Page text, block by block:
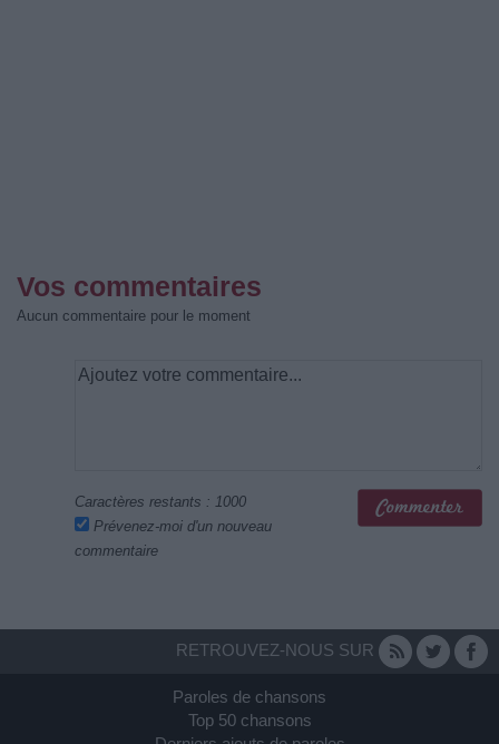
Vos commentaires
Aucun commentaire pour le moment
Caractères restants : 1000
Prévenez-moi d'un nouveau
commentaire
RETROUVEZ-NOUS SUR
Paroles de chansons
Top 50 chansons